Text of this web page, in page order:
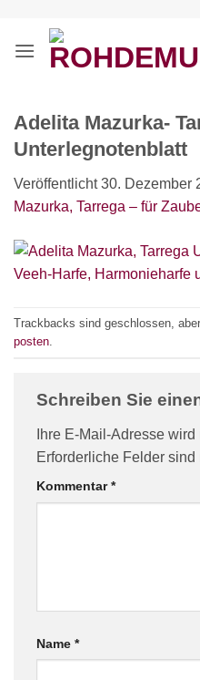
springen
Adelita Mazurka-
Unterlegnotenblatt
Veröffentlicht30. Dezember
Mazurka, Tarrega – für
Trackbacks sind geschlossen,
posten
Schreiben Sie
Ihre E-Mail-Adresse
Erforderliche Felder sind
Kommentar*
Name *